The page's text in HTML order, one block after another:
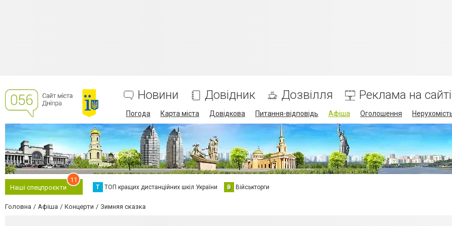
Новини Довідник Дозвілля Реклама на сайті
Погода Карта міста Довідкова Питання-відповідь Афіша Оголошення
Наші спецпроєкти
11
Т ТОП кращих дистанційних шкіл України В Військторги
Головна Афіша Концерти Зимняя сказка